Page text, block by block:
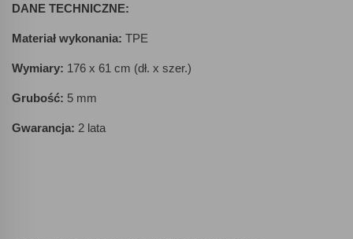
DANE TECHNICZNE:
Materiał wykonania: TPE
Wymiary: 176 x 61 cm (dł. x szer.)
Grubość: 5 mm
Gwarancja: 2 lata